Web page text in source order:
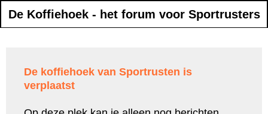
De Koffiehoek - het forum voor Sportrusters
De koffiehoek van Sportrusten is
verplaatst